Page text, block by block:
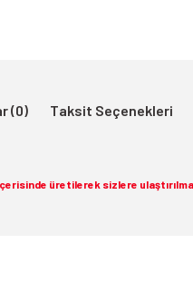
(0) Taksit Seçenekleri
üretilerek sizlere